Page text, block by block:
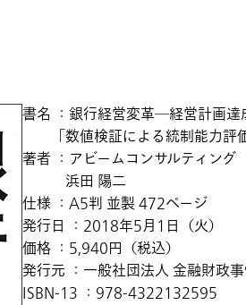
書名 ：銀行経営変革―経営計画達
「数値検証による統制能力評価
著者 ：アビームコンサルティング
浜田 陽二
仕様 ：A5判 並製 472ページ
発行日 ：2018年5月1日（火）
価格 ：5,940円（税込）
発行元 ：一般社団法人 金融財政
ISBN-13 ：978-4322132595